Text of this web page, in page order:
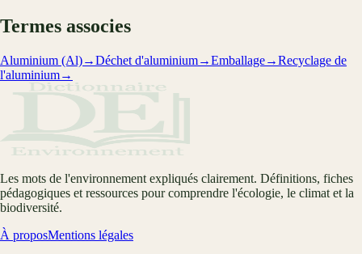
Termes associes
Aluminium (Al)→Déchet d'aluminium→Emballage→Recyclage de
l'aluminium→
Les mots de l'environnement expliqués clairement. Définitions, fiches
pédagogiques et ressources pour comprendre l'écologie, le climat et la
biodiversité.
À proposMentions légales